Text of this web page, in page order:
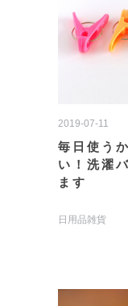
2019-07-11
毎日使う
い！洗濯
ます
日用品雑貨